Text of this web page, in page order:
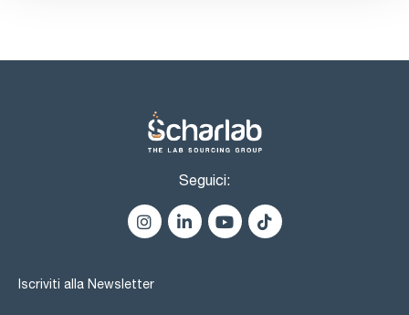
Seguici:
Iscriviti alla Newsletter